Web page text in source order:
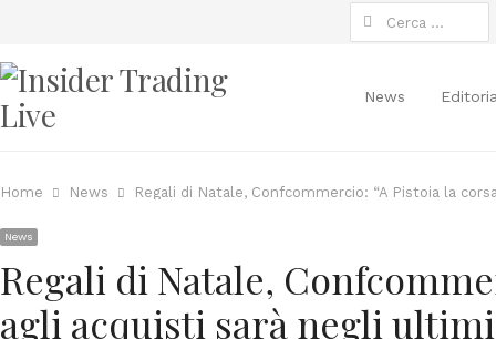
Ricerca
per:
News
Home News Regali di Natale, Confcommercio: “A Pistoia la
News
Regali di Natale,
agli acquisti sarà negli